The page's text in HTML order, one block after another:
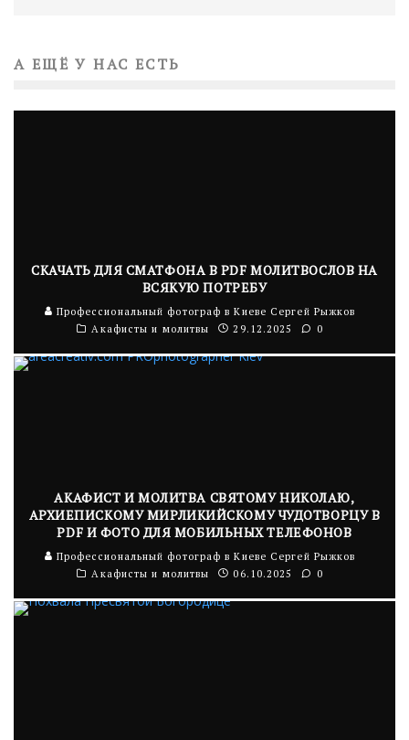
А ЕЩЁ У НАС ЕСТЬ
СКАЧАТЬ ДЛЯ СМАТФОНА В PDF МОЛИТВОСЛОВ НА
ВСЯКУЮ ПОТРЕБУ
Профессиональный фотограф в Киеве Сергей Рыжков
Акафисты и молитвы
29.12.2025 0
АКАФИСТ И МОЛИТВА СВЯТОМУ НИКОЛАЮ,
АРХИЕПИСКОМУ МИРЛИКИЙСКОМУ ЧУДОТВОРЦУ В
PDF И ФОТО ДЛЯ МОБИЛЬНЫХ ТЕЛЕФОНОВ
Профессиональный фотограф в Киеве Сергей Рыжков
Акафисты и молитвы
06.10.2025 0